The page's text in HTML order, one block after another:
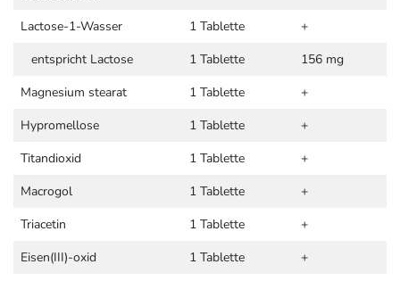
Lactose-1-Wasser 1 Tablette
+
entspricht Lactose
1 Tablette
156 mg
Magnesium stearat
1 Tablette
+
Hypromellose
1 Tablette
+
Titandioxid
1 Tablette
+
Macrogol
1 Tablette
+
Triacetin
1 Tablette
+
Eisen(III)-oxid
1 Tablette +